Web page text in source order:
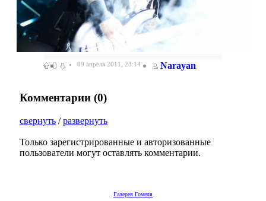
0 09 апреля 2011, 23:14 Narayan
Комментарии (0)
свернуть /развернуть
Только зарегистрированные и авторизованные
пользователи могут оставлять комментарии.
Галерея Гомеля